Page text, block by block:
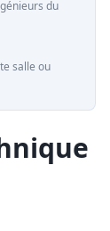
du
salle ou